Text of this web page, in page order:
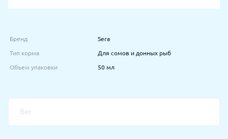
Бренд Sera
Тип корма Для сомов и донных рыб
Объем упаковки 50 мл
Вес